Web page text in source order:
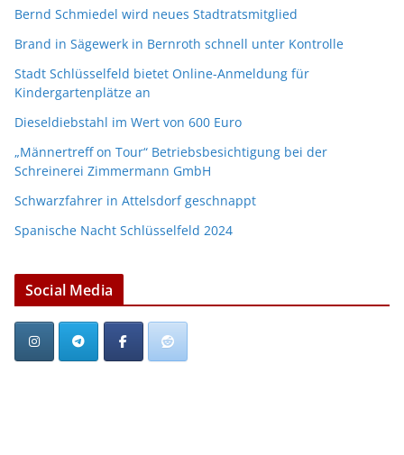
Bernd Schmiedel wird neues Stadtratsmitglied
Brand in Sägewerk in Bernroth schnell unter Kontrolle
Stadt Schlüsselfeld bietet Online-Anmeldung für
Kindergartenplätze an
Dieseldiebstahl im Wert von 600 Euro
„Männertreff on Tour“ Betriebsbesichtigung bei der
Schreinerei Zimmermann GmbH
Schwarzfahrer in Attelsdorf geschnappt
Spanische Nacht Schlüsselfeld 2024
Social Media